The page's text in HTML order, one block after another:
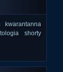
kwarantanna
shorty